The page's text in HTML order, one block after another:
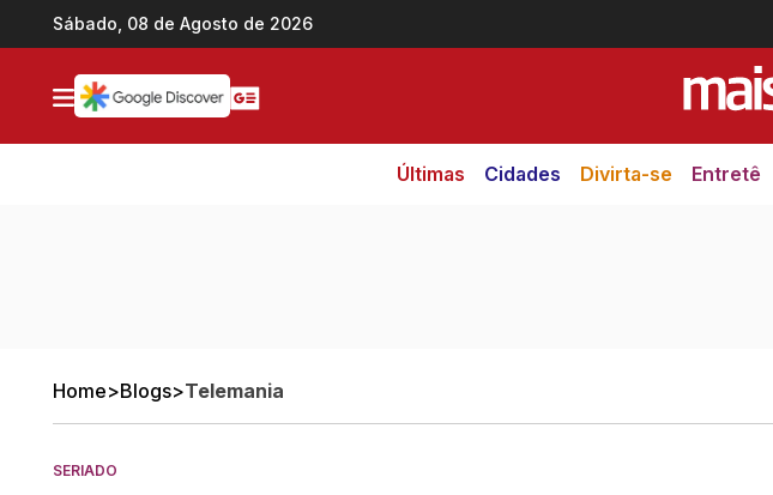
Ir direto pro conteúdo
Sábado, 08 de Agosto de 2026
Últimas Cidades Divirta-se Entretê
Home>Blogs>Telemania
SERIADO